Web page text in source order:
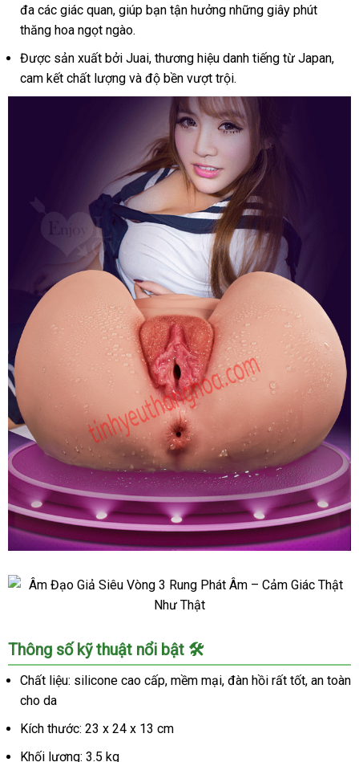
đa các giác quan, giúp bạn tận hưởng những giây phút
thăng hoa ngọt ngào.
Được sản xuất bởi Juai, thương hiệu danh tiếng từ Japan,
cam kết chất lượng và độ bền vượt trội.
Âm
Đạo
Vòng
3
Rung
Phát
–
Cảm
Âm
Đạo
Giả
Siêu
Vòng
3
Thông số kỹ thuật nổi bật 🛠️
Chất liệu: silicone cao cấp, mềm mại, đàn hồi rất tốt, an toàn
cho da
Kích thước: 23 x 24 x 13 cm
Khối lượng: 3.5 kg